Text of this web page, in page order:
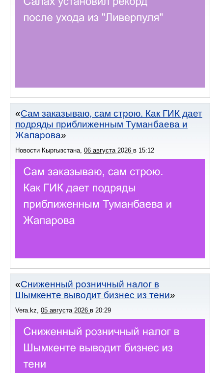
Сам заказываю, сам строю. Как ГИК дает
подряды приближенным Туманбаева и
Жапарова
Новости Кыргызстана, 06 августа 2026 в 15:12
Сниженный розничный налог в
Шымкенте выводит бизнес из тени
Vera.kz, 05 августа 2026 в 20:29